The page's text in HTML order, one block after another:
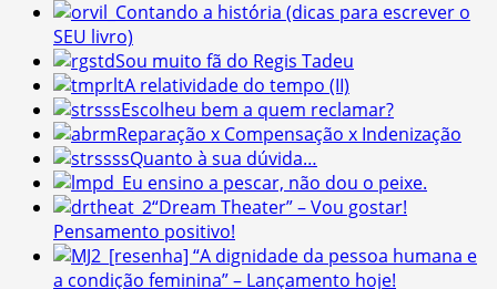
Contando a história (dicas para escrever o
SEU livro)
Sou muito fã do Regis Tadeu
A relatividade do tempo (II)
Escolheu bem a quem reclamar?
Reparação x Compensação x Indenização
Quanto à sua dúvida…
Eu ensino a pescar, não dou o peixe.
“Dream Theater” – Vou gostar!
Pensamento positivo!
[resenha] “A dignidade da pessoa humana e
a condição feminina” – Lançamento hoje!